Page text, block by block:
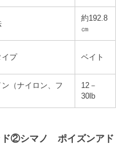
約192.8
㎝
イプ ベイト
（ナイロン、フ
12－
30lb
ド②シマノ ポイズンアド